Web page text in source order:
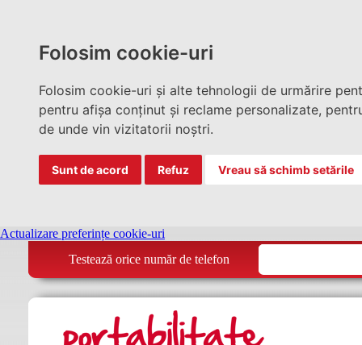
Folosim cookie-uri
Folosim cookie-uri și alte tehnologii de urmărire
pentru afișa conținut și reclame personalizate,
de unde vin vizitatorii noștri.
Sunt de acord Refuz Vreau să schimb setările
Actualizare preferințe cookie-uri
Testează orice număr de telefon